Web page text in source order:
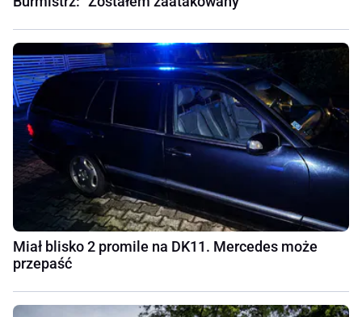
Miał blisko 2 promile na DK11. Mercedes może
przepaść